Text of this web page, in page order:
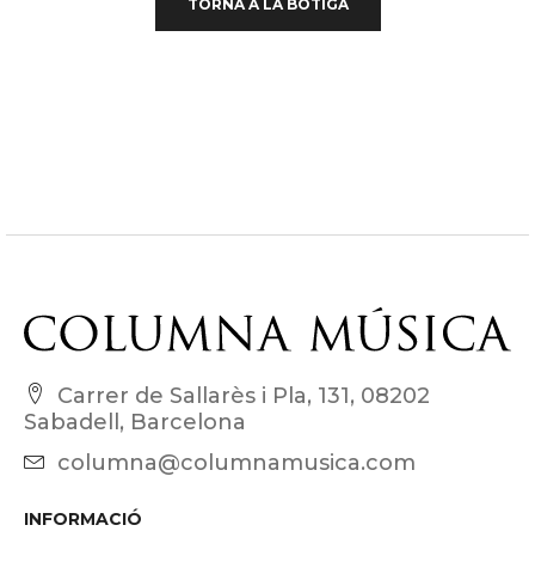
TORNA A LA BOTIGA
Carrer de Sallarès i Pla, 131, 08202
Sabadell, Barcelona
columna@columnamusica.com
INFORMACIÓ